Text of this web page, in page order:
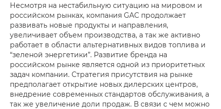
Несмотря на нестабильную ситуацию на мировом и
российском рынках, компания GAC продолжает
развивать новые продукты и направления,
увеличивает объем производства, а так же активно
работает в области альтернативных видов топлива и
“зеленой энергетики”. Развитие бренда на
российском рынке является одной из приоритетных
задач компании. Стратегия присутствия на рынке
предполагает открытие новых дилерских центров,
внедрение современных стандартов обслуживания, а
так же увеличение доли продаж. В связи с чем можно